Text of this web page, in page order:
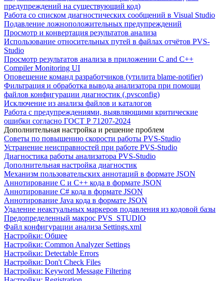
предупреждений на существующий код)
Работа со списком диагностических сообщений в Visual Studio
Подавление ложноположительных предупреждений
Просмотр и конвертация результатов анализа
Использование относительных путей в файлах отчётов PVS-
Studio
Просмотр результатов анализа в приложении C and C++
Compiler Monitoring UI
Оповещение команд разработчиков (утилита blame-notifier)
Фильтрация и обработка вывода анализатора при помощи
файлов конфигурации диагностик (.pvsconfig)
Исключение из анализа файлов и каталогов
Работа с предупреждениями, выявляющими критические
ошибки согласно ГОСТ Р 71207-2024
Дополнительная настройка и решение проблем
Советы по повышению скорости работы PVS-Studio
Устранение неисправностей при работе PVS-Studio
Диагностика работы анализатора PVS-Studio
Дополнительная настройка диагностик
Механизм пользовательских аннотаций в формате JSON
Аннотирование C и C++ кода в формате JSON
Аннотирование C# кода в формате JSON
Аннотирование Java кода в формате JSON
Удаление неактуальных маркеров подавления из кодовой базы
Предопределенный макрос PVS_STUDIO
Файл конфигурации анализа Settings.xml
Настройки: Общее
Настройки: Common Analyzer Settings
Настройки: Detectable Errors
Настройки: Don't Check Files
Настройки: Keyword Message Filtering